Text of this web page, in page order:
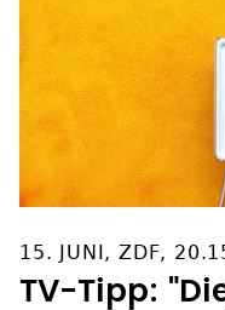
15. JUNI, ZDF,
TV-Tipp: